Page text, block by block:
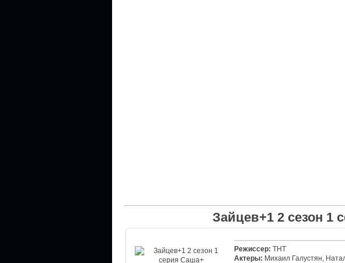
Зайцев+1 2 сезон 1
Режиссер: ТНТ
Актеры: Михаил Галустян,